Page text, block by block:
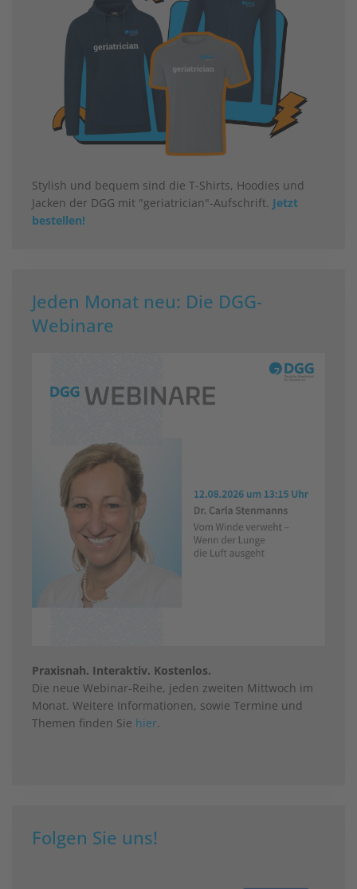
Stylish und bequem sind die T-Shirts, Hoodies und
Jacken der DGG mit "geriatrician"-Aufschrift. Jetzt
bestellen!
Jeden Monat neu: Die DGG-
Webinare
Praxisnah. Interaktiv. Kostenlos.
Die neue Webinar-Reihe, jeden zweiten Mittwoch im
Monat. Weitere Informationen, sowie Termine und
Themen finden Sie hier.
Folgen Sie uns!